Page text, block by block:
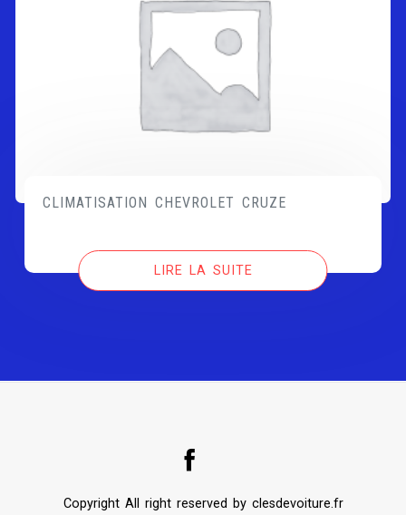
CLIMATISATION CHEVROLET CRUZE
LIRE LA SUITE
Copyright All right reserved by clesdevoiture.fr